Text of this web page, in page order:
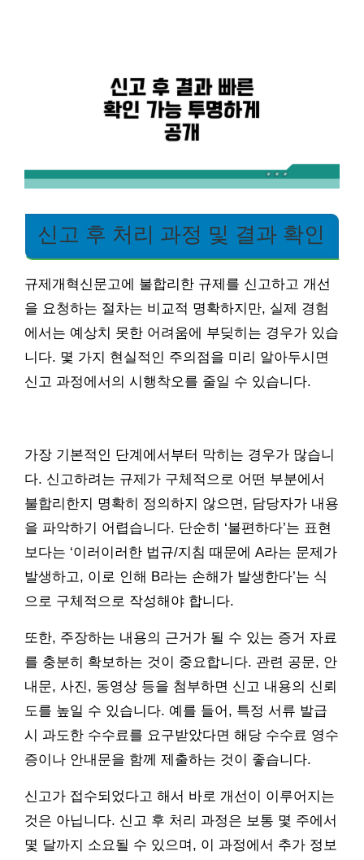
신고 후 처리 과정 및 결과 확인
규제개혁신문고에 불합리한 규제를 신고하고 개선
을 요청하는 절차는 비교적 명확하지만, 실제 경험
에서는 예상치 못한 어려움에 부딪히는 경우가 있습
니다. 몇 가지 현실적인 주의점을 미리 알아두시면
신고 과정에서의 시행착오를 줄일 수 있습니다.
가장 기본적인 단계에서부터 막히는 경우가 많습니
다. 신고하려는 규제가 구체적으로 어떤 부분에서
불합리한지 명확히 정의하지 않으면, 담당자가 내용
을 파악하기 어렵습니다. 단순히 ‘불편하다’는 표현
보다는 ‘이러이러한 법규/지침 때문에 A라는 문제가
발생하고, 이로 인해 B라는 손해가 발생한다’는 식
으로 구체적으로 작성해야 합니다.
또한, 주장하는 내용의 근거가 될 수 있는 증거 자료
를 충분히 확보하는 것이 중요합니다. 관련 공문, 안
내문, 사진, 동영상 등을 첨부하면 신고 내용의 신뢰
도를 높일 수 있습니다. 예를 들어, 특정 서류 발급
시 과도한 수수료를 요구받았다면 해당 수수료 영수
증이나 안내문을 함께 제출하는 것이 좋습니다.
신고가 접수되었다고 해서 바로 개선이 이루어지는
것은 아닙니다. 신고 후 처리 과정은 보통 몇 주에서
몇 달까지 소요될 수 있으며, 이 과정에서 추가 정보